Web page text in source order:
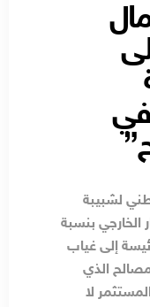
لشبيبة
الخارجي بنسبة
إلى غياب
الذي
لا